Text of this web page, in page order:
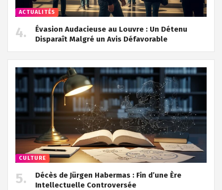
ACTUALITÉS
Évasion Audacieuse au Louvre : Un Détenu
Disparaît Malgré un Avis Défavorable
CULTURE
Décès de Jürgen Habermas : Fin d’une Ère
Intellectuelle Controversée